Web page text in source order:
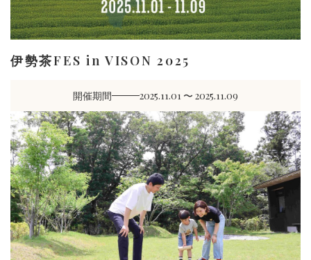
伊勢茶FES in VISON 2025
開催期間 2025.11.01 〜 2025.11.09